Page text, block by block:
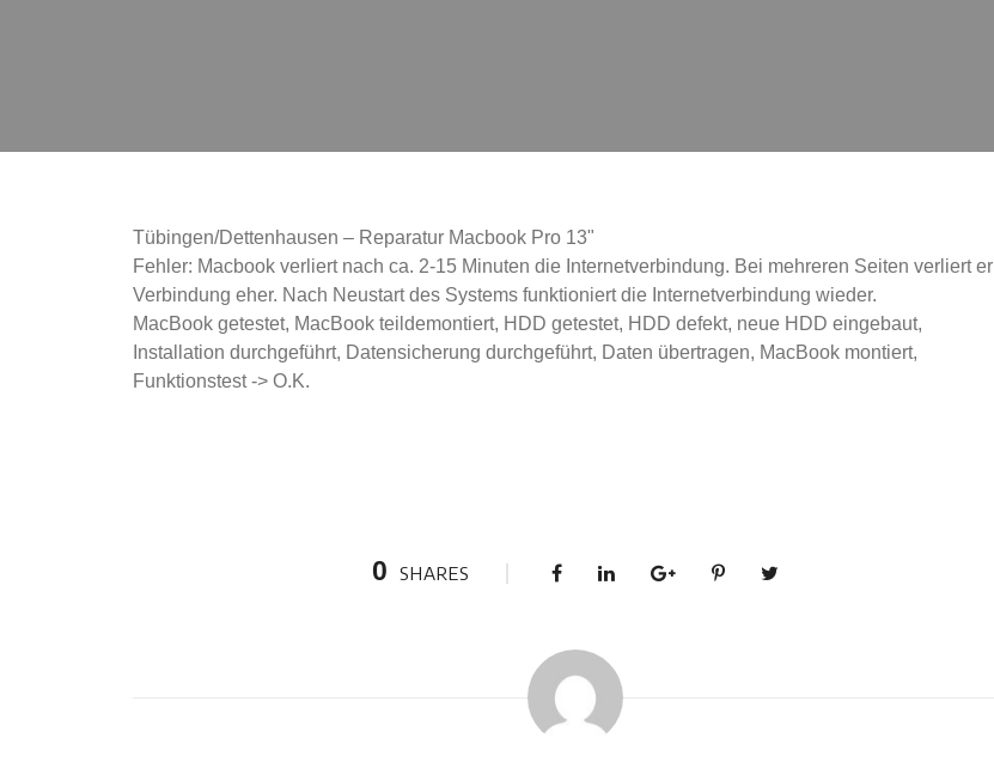
Tübingen/Dettenhausen – Reparatur Macbook Pro 13"
Fehler: Macbook verliert nach ca. 2-15 Minuten die Internetverbindung. Bei mehreren Seiten verliert er
Verbindung eher. Nach Neustart des Systems funktioniert die Internetverbindung wieder.
MacBook getestet, MacBook teildemontiert, HDD getestet, HDD defekt, neue HDD eingebaut,
Installation durchgeführt, Datensicherung durchgeführt, Daten übertragen, MacBook montiert,
Funktionstest -> O.K.
0 SHARES